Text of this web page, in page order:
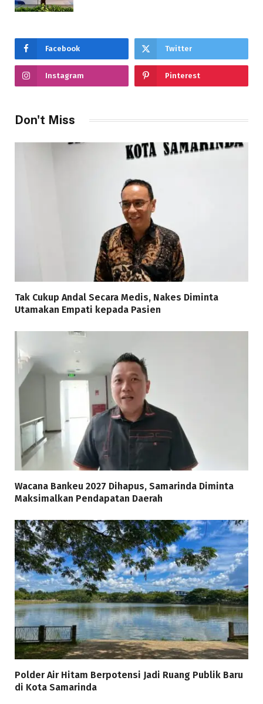
Facebook Twitter
Instagram Pinterest
Don't Miss
Tak Cukup Andal Secara Medis, Nakes Diminta
Utamakan Empati kepada Pasien
Wacana Bankeu 2027 Dihapus, Samarinda Diminta
Maksimalkan Pendapatan Daerah
Polder Air Hitam Berpotensi Jadi Ruang Publik Baru
di Kota Samarinda